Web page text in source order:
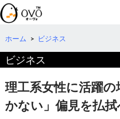
検
索
コ
テ
へ
移
動
ホーム > ビジネス
ビジネス
理工系女性に活躍の
かない」偏見を払